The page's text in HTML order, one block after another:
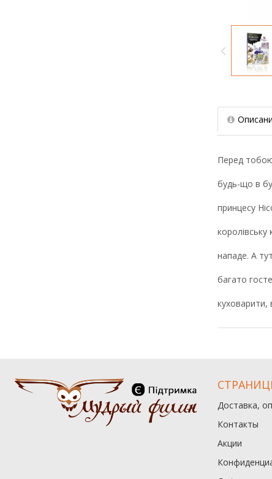
Перед
будь-що в
принцесу
нападе. А
багато
куховарити,
Доставка,
Контакты
Акции